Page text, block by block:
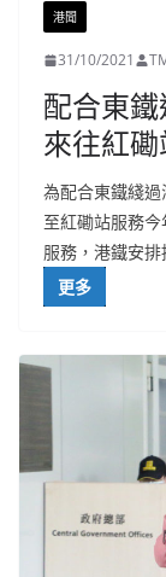
港聞
31/10/2021
配合東
來往紅
為配合東鐵綫
至紅磡站服務
服務，港鐵安
更多